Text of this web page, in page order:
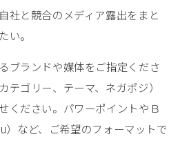
社と競合のメディア露出をまと
い。
ブランドや媒体をご指定くださ
テゴリー、テーマ、ネガポジ）
ください。パワーポイントやＢ
）など、ご希望のフォーマットで